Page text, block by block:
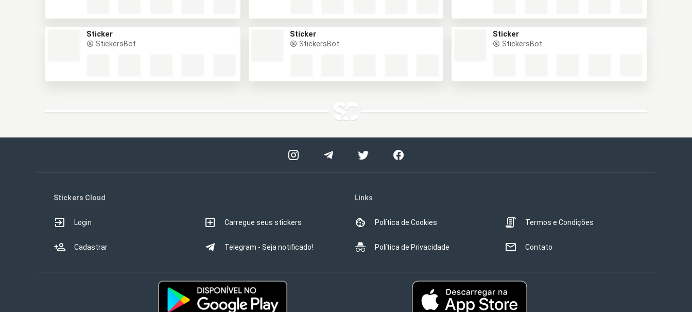
Sticker
StickersBot
Sticker
StickersBot
Sticker
StickersBot
Stickers Cloud
Login
Cadastrar
Carregue seus stickers
Telegram - Seja notificado!
Links
Política de Cookies
Política de Privacidade
Termos e Condições
Contato